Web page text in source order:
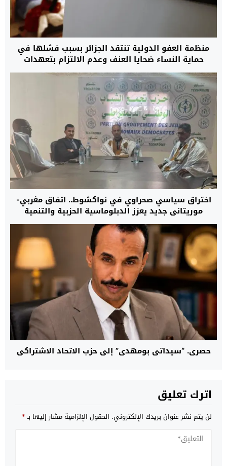
منظمة العفو الدولية تنتقد الجزائر بسبب فشلها في
حماية النساء ضحايا العنف وعدم الالتزام بتعهدات
أطلقتها منذ 22 سنة
اختراق سياسي صحراوي في نواكشوط.. اتفاق مغربي-
موريتاني جديد يعزز الدبلوماسية الحزبية والتنمية
المستدامة
حصري. “سيداتي بومهدي” إلى حزب الاتحاد الاشتراكي
اترك تعليق
لن يتم نشر عنوان بريدك الإلكتروني. الحقول الإلزامية مشار إليها بـ*